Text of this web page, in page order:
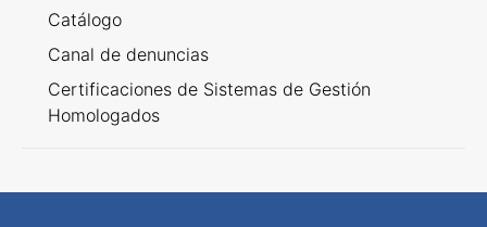
Catálogo
Canal de denuncias
Certificaciones de Sistemas de Gestión
Homologados